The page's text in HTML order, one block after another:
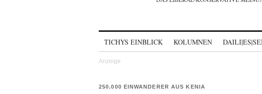
TICHYS EINBLICK KOLUMNEN
250.000 EINWANDERER AUS KENIA